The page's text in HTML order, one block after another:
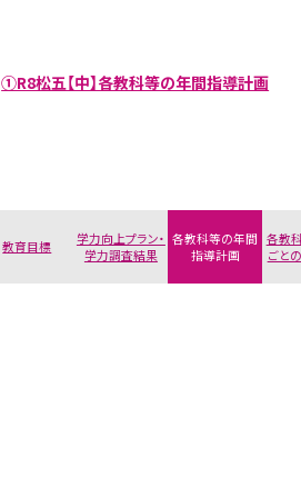
①R8松五【中】各教科等の年間指導計画
教育目標
学力向上プラン・
学力調査結果
各教科等の年間
指導計画
各教
ごと